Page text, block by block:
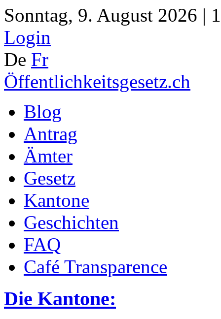
Sonntag, 9. August 2026 |
Login
De Fr
Öffentlichkeitsgesetz.ch
Blog
Antrag
Ämter
Gesetz
Kantone
Geschichten
FAQ
Café Transparence
Die Kantone: